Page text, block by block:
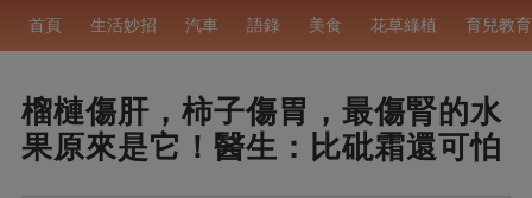
首頁 生活妙招 汽車 語錄 美食 花草綠植 育兒教育
榴槤傷肝，柿子傷胃，最傷腎的水
果原來是它！醫生：比砒霜還可怕